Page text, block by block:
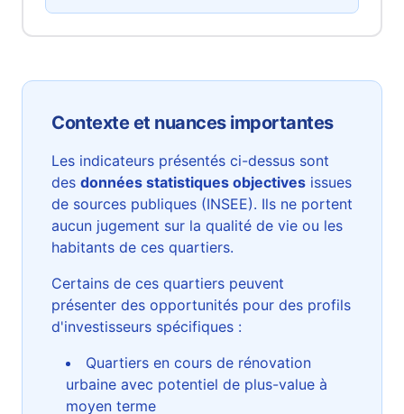
Contexte et nuances importantes
Les indicateurs présentés ci-dessus sont
des données statistiques objectives issues
de sources publiques (INSEE). Ils ne portent
aucun jugement sur la qualité de vie ou les
habitants de ces quartiers.
Certains de ces quartiers peuvent
présenter des opportunités pour des profils
d'investisseurs spécifiques :
Quartiers en cours de rénovation
urbaine avec potentiel de plus-value à
moyen terme